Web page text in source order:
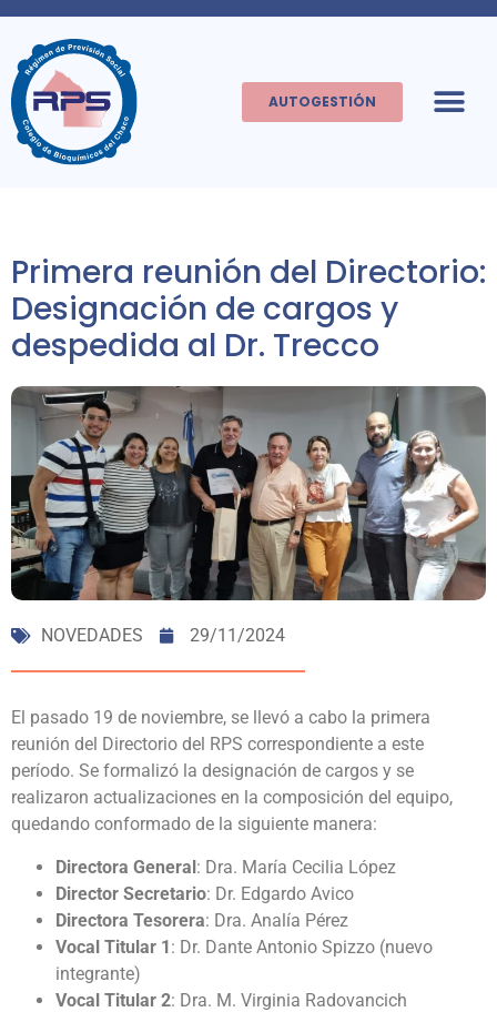
AUTOGESTIÓN
Primera reunión del Directorio:
Designación de cargos y
despedida al Dr. Trecco
NOVEDADES 29/11/2024
El pasado 19 de noviembre, se llevó a cabo la primera
reunión del Directorio del RPS correspondiente a este
período. Se formalizó la designación de cargos y se
realizaron actualizaciones en la composición del equipo,
quedando conformado de la siguiente manera:
Directora General: Dra. María Cecilia López
Director Secretario: Dr. Edgardo Avico
Directora Tesorera: Dra. Analía Pérez
Vocal Titular 1: Dr. Dante Antonio Spizzo (nuevo
integrante)
Vocal Titular 2: Dra. M. Virginia Radovancich